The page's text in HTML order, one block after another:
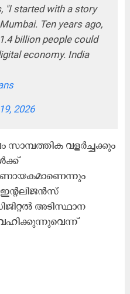
"I started with a story
Ten years ago,
billion people could
economy. India
2026
സാമ്പത്തിക വളർച്ചക്കും
ഇന്റലിജൻസ്
അടിസ്ഥാന